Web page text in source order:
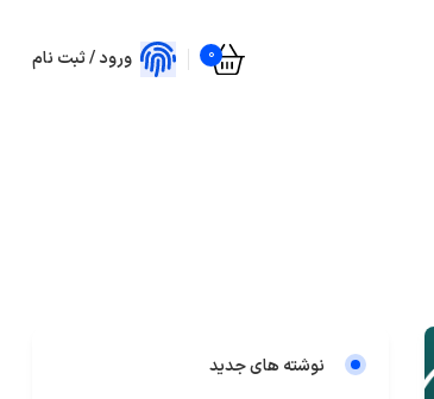
0 ورود / ثبت نام
نوشته های جدید